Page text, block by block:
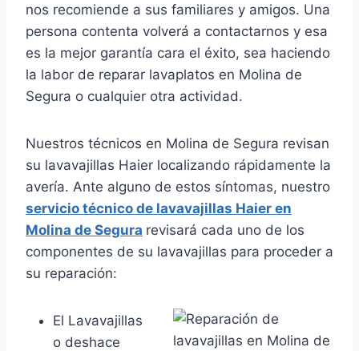
nos recomiende a sus familiares y amigos. Una
persona contenta volverá a contactarnos y esa
es la mejor garantía cara el éxito, sea haciendo
la labor de reparar lavaplatos en Molina de
Segura o cualquier otra actividad.
Nuestros técnicos en Molina de Segura revisan
su lavavajillas Haier localizando rápidamente la
avería. Ante alguno de estos síntomas, nuestro
servicio técnico de lavavajillas Haier en
Molina de Segura revisará cada uno de los
componentes de su lavavajillas para proceder a
su reparación:
El Lavavajillas
o deshace